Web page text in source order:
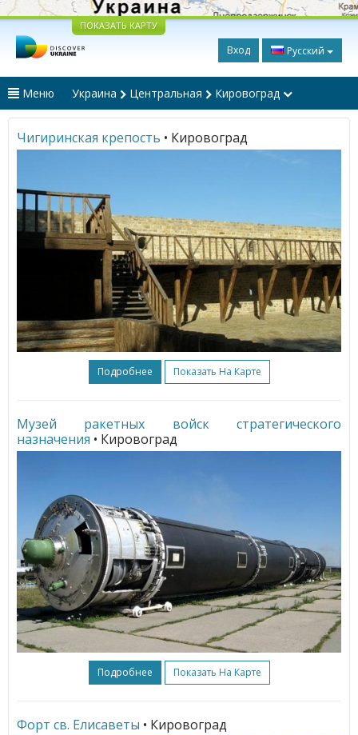
ПОКАЗАТЬ КАРТУ
Вход Русский
Меню Украина Центральная Кировоград
Чигиринская крепость • Кировоград
Подробнее Показать На Карте
Музей ракетных войск стратегического
назначения • Кировоград
Подробнее Показать На Карте
Форт св. Елисаветы • Кировоград